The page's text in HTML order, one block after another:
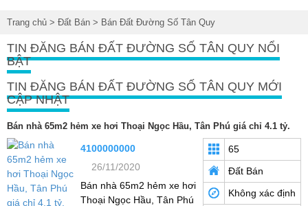
Trang chủ > Đất Bán > Bán Đất Đường Số Tân Quy
TIN ĐĂNG BÁN ĐẤT ĐƯỜNG SỐ TÂN QUY NỔI
BẬT
TIN ĐĂNG BÁN ĐẤT ĐƯỜNG SỐ TÂN QUY MỚI
CẬP NHẬT
Bán nhà 65m2 hẻm xe hơi Thoại Ngọc Hầu, Tân Phú giá chỉ 4.1 tỷ.
4100000000
26/11/2020
Bán nhà 65m2 hẻm xe hơi
Thoại Ngọc Hầu, Tân Phú
65
Đất Bán
Không xác định